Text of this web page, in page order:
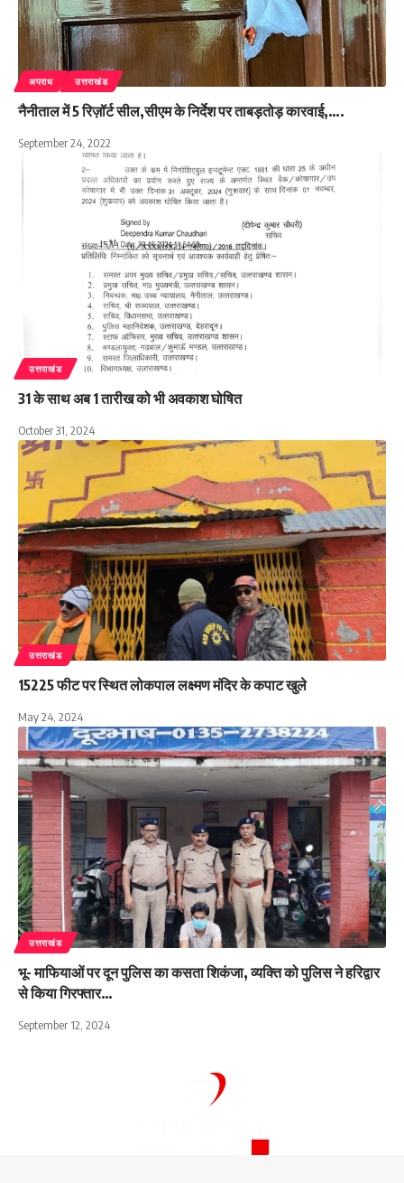
अपराध उत्तराखंड
नैनीताल में 5 रिज़ॉर्ट सील,सीएम के निर्देश पर ताबड़तोड़ कारवाई,….
September 24, 2022
उत्तराखंड
31 के साथ अब 1 तारीख को भी अवकाश घोषित
October 31, 2024
उत्तराखंड
15225 फीट पर स्थित लोकपाल लक्ष्मण मंदिर के कपाट खुले
May 24, 2024
उत्तराखंड
भू- माफियाओं पर दून पुलिस का कसता शिकंजा, व्यक्ति को पुलिस ने हरिद्वार
से किया गिरफ्तार…
September 12, 2024